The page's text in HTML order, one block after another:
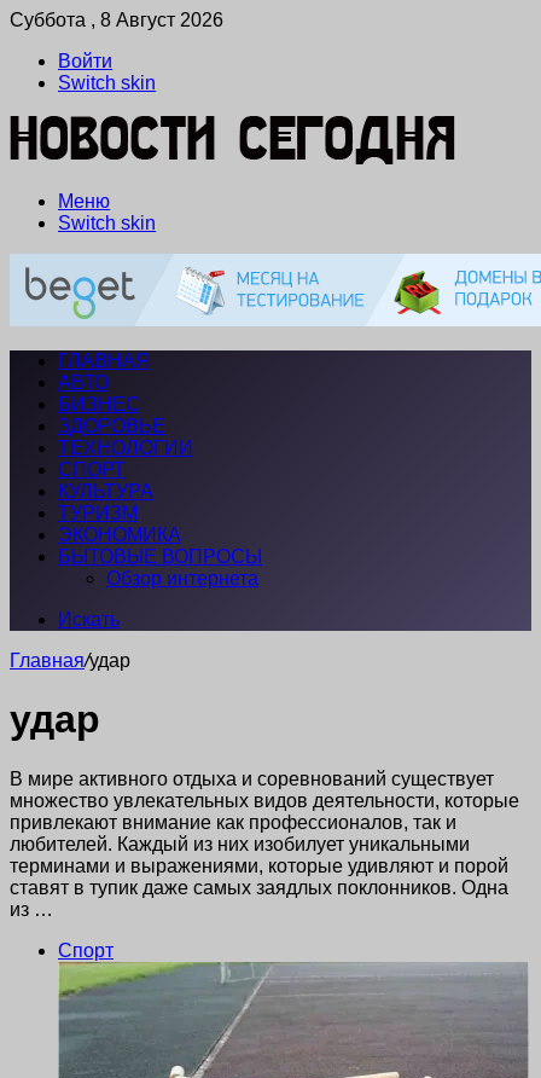
Суббота , 8 Август 2026
Войти
Switch skin
Меню
Switch skin
ГЛАВНАЯ
АВТО
БИЗНЕС
ЗДОРОВЬЕ
ТЕХНОЛОГИИ
СПОРТ
КУЛЬТУРА
ТУРИЗМ
ЭКОНОМИКА
БЫТОВЫЕ ВОПРОСЫ
Обзор интернета
Искать
Главная/удар
удар
В мире активного отдыха и соревнований существует
множество увлекательных видов деятельности, которые
привлекают внимание как профессионалов, так и
любителей. Каждый из них изобилует уникальными
терминами и выражениями, которые удивляют и порой
ставят в тупик даже самых заядлых поклонников. Одна
из …
Спорт